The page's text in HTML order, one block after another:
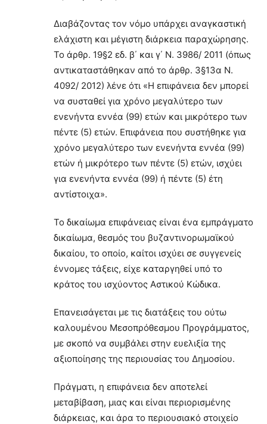
Διαβάζοντας τον νόμο υπάρχει αναγκαστική
ελάχιστη και μέγιστη διάρκεια παραχώρησης.
Το άρθρ. 19§2 εδ. β΄ και γ΄ Ν. 3986/ 2011 (όπως
αντικαταστάθηκαν από το άρθρ. 3§13α Ν.
4092/ 2012) λένε ότι «Η επιφάνεια δεν μπορεί
να συσταθεί για χρόνο μεγαλύτερο των
ενενήντα εννέα (99) ετών και μικρότερο των
πέντε (5) ετών. Επιφάνεια που συστήθηκε για
χρόνο μεγαλύτερο των ενενήντα εννέα (99)
ετών ή μικρότερο των πέντε (5) ετών, ισχύει
για ενενήντα εννέα (99) ή πέντε (5) έτη
αντίστοιχα».
Το δικαίωμα επιφάνειας είναι ένα εμπράγματο
δικαίωμα, θεσμός του βυζαντινορωμαϊκού
δικαίου, το οποίο, καίτοι ισχύει σε συγγενείς
έννομες τάξεις, είχε καταργηθεί υπό το
κράτος του ισχύοντος Αστικού Κώδικα.
Επανεισάγεται με τις διατάξεις του ούτω
καλουμένου Μεσοπρόθεσμου Προγράμματος,
με σκοπό να συμβάλει στην ευελιξία της
αξιοποίησης της περιουσίας του Δημοσίου.
Πράγματι, η επιφάνεια δεν αποτελεί
μεταβίβαση, μιας και είναι περιορισμένης
διάρκειας, και άρα το περιουσιακό στοιχείο